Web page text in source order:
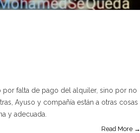
por falta de pago del alquiler, sino por no
Ayuso y compañía están a otras cosas
y adecuada.
Read More →